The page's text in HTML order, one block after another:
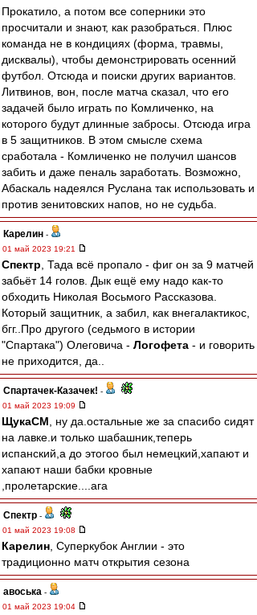
Прокатило, а потом все соперники это
просчитали и знают, как разобраться. Плюс
команда не в кондициях (форма, травмы,
дисквалы), чтобы демонстрировать осенний
футбол. Отсюда и поиски других вариантов.
Литвинов, вон, после матча сказал, что его
задачей было играть по Комличенко, на
которого будут длинные забросы. Отсюда игра
в 5 защитников. В этом смысле схема
сработала - Комличенко не получил шансов
забить и даже пеналь заработать. Возможно,
Абаскаль надеялся Руслана так использовать и
против зенитовских напов, но не судьба.
Карелин -
01 май 2023 19:21
Спектр , Тада всё пропало - фиг он за 9 матчей
забьёт 14 голов. Дык ещё ему надо как-то
обходить Николая Восьмого Рассказова.
Который защитник, а забил, как внегалактикос,
бгг..Про другого (седьмого в истории
"Спартака") Олеговича - Логофета - и говорить
не приходится, да..
Спартачек-Казачек! -
01 май 2023 19:09
ЩукаСМ , ну да.остальные же за спасибо сидят
на лавке.и только шабашник,теперь
испанский,а до этогоо был немецкий,хапают и
хапают наши бабки кровные
,пролетарские....ага
Спектр -
01 май 2023 19:08
Карелин , Суперкубок Англии - это
традиционно матч открытия сезона
авоська -
01 май 2023 19:04